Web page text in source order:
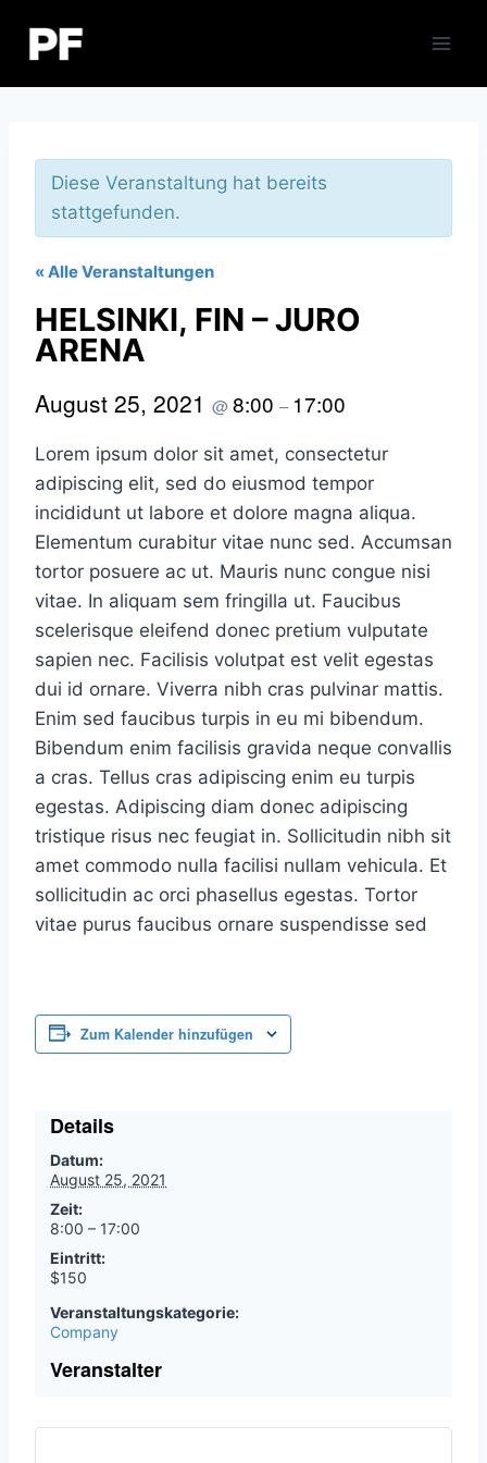
Inhalt
Diese Veranstaltung hat bereits
stattgefunden.
« Alle Veranstaltungen
HELSINKI, FIN – JURO
ARENA
August 25, 2021 @8:00 – 17:00
Lorem ipsum dolor sit amet, consectetur
adipiscing elit, sed do eiusmod tempor
incididunt ut labore et dolore magna aliqua.
Elementum curabitur vitae nunc sed. Accumsan
tortor posuere ac ut. Mauris nunc congue nisi
vitae. In aliquam sem fringilla ut. Faucibus
scelerisque eleifend donec pretium vulputate
sapien nec. Facilisis volutpat est velit egestas
dui id ornare. Viverra nibh cras pulvinar mattis.
Enim sed faucibus turpis in eu mi bibendum.
Bibendum enim facilisis gravida neque convallis
a cras. Tellus cras adipiscing enim eu turpis
egestas. Adipiscing diam donec adipiscing
tristique risus nec feugiat in. Sollicitudin nibh sit
amet commodo nulla facilisi nullam vehicula. Et
sollicitudin ac orci phasellus egestas. Tortor
vitae purus faucibus ornare suspendisse sed
Zum Kalender hinzufügen
Details
Datum:
August 25, 2021
Zeit:
8:00 – 17:00
Eintritt:
$150
Veranstaltungskategorie:
Company
Veranstalter